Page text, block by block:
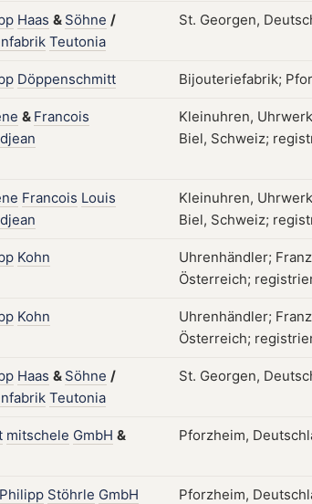
Haas & Söhne /
Teutonia
St. Georgen,
Döppenschmitt Bijouteriefabrik;
& Francois
Kleinuhren,
Biel, Schweiz;
Francois Louis
Kleinuhren,
Biel, Schweiz;
Kohn
Uhrenhändler;
Österreich;
Kohn
Uhrenhändler;
Österreich;
Haas & Söhne /
Teutonia
St. Georgen,
mitschele GmbH &
Pforzheim,
Philipp Stöhrle GmbH
Pforzheim,